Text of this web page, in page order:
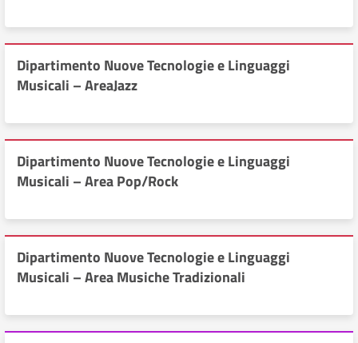
Dipartimento Nuove Tecnologie e Linguaggi
Musicali – AreaJazz
Dipartimento Nuove Tecnologie e Linguaggi
Musicali – Area Pop/Rock
Dipartimento Nuove Tecnologie e Linguaggi
Musicali – Area Musiche Tradizionali